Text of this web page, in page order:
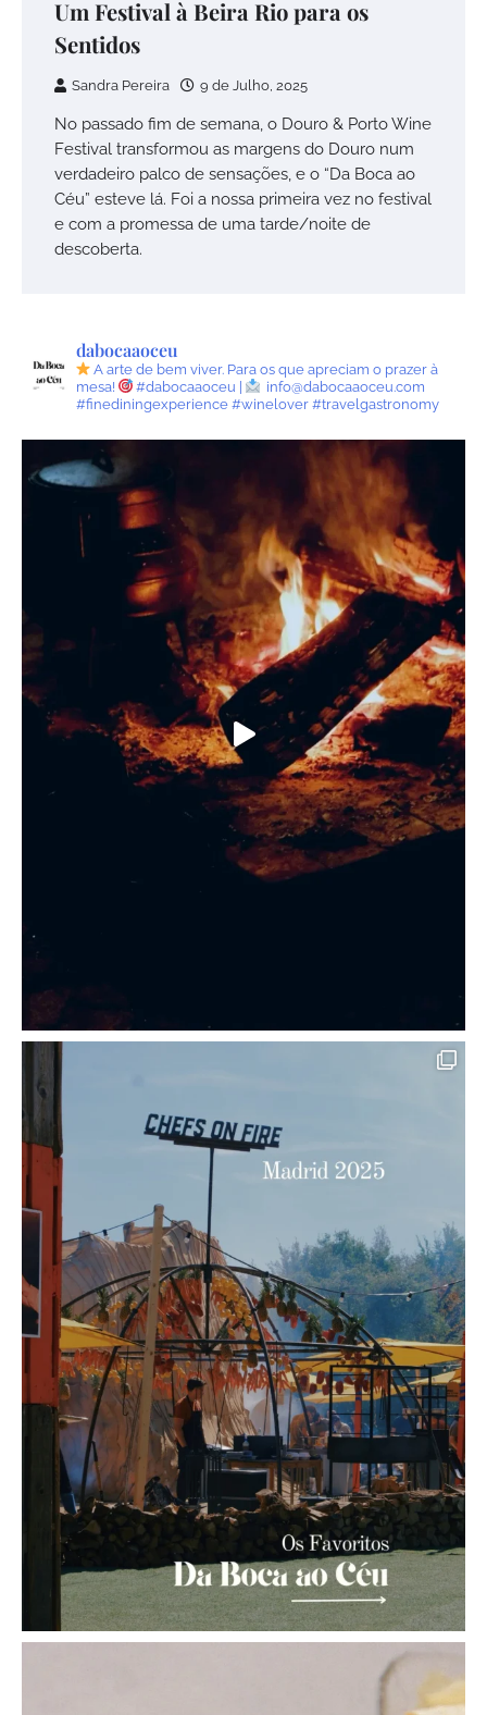
Um Festival à Beira Rio para os
Sentidos
Sandra Pereira 9 de Julho, 2025
No passado fim de semana, o Douro & Porto Wine
Festival transformou as margens do Douro num
verdadeiro palco de sensações, e o “Da Boca ao
Céu” esteve lá. Foi a nossa primeira vez no festival
e com a promessa de uma tarde/noite de
descoberta.
dabocaaoceu
A arte de bem viver. Para os que apreciam o prazer à
mesa!
#dabocaaoceu |
info@dabocaaoceu.com
#finediningexperience #winelover #travelgastronomy